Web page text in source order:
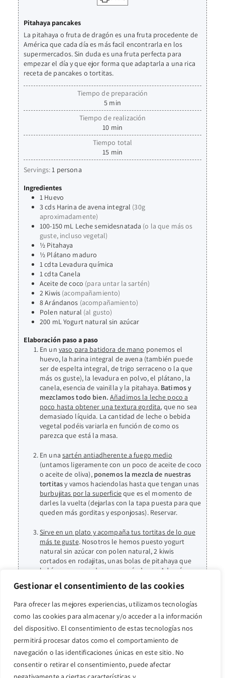
Gestionar el consentimiento de las cookies
Para ofrecer las mejores experiencias, utilizamos tecnologías
como las cookies para almacenar y/o acceder a la información
del dispositivo. El consentimiento de estas tecnologías nos
permitirá procesar datos como el comportamiento de
navegación o las identificaciones únicas en este sitio. No
consentir o retirar el consentimiento, puede afectar
Pitahaya pancakes
La pitahaya o fruta de dragón es una fruta procedente de
América que cada día es más facil encontrarla en los
supermercados. Sin duda es una fruta perfecta para
empezar el día y que ejor forma que adaptarla a una rica
receta de pancakes o tortitas.
Tiempo de preparación
5 min
Tiempo de realización
10 min
Tiempo total
15 min
Servings:1 persona
Ingredientes
1 Huevo
3cds Harina de avena integral (30g
aproximadamente)
100-150 mL Leche semidesnatada (o la que más os
guste, incluso vegetal)
½ Pitahaya
½ Plátano maduro
1cdta Levadura química
1cdta Canela
Aceite de coco (para untar la sartén)
2 Kiwis (acompañamiento)
8Arándanos (acompañamiento)
Polen natural (al gusto)
200 mLYogurt natural sin azúcar
Elaboración paso a paso
En un vaso para batidora de mano ponemos el
huevo, la harina integral de avena (también puede
ser de espelta integral, de trigo serraceno o la que
más os guste), la levadura en polvo, el plátano, la
canela, esencia de vainilla y la pitahaya. Batimos y
mezclamos todo bien. Añadimos la leche poco a
poco hasta obtener una textura gordita, que no sea
demasiado líquida. La cantidad de leche o bebida
vegetal podéis variarla en función de como os
parezca que está la masa.
En una sartén antiadherente a fuego medio
(untamos ligeramente con un poco de aceite de coco
o aceite de oliva), ponemos la mezcla de nuestras
tortitasy vamos haciendolas hasta que tengan unas
burbujitas por la superficieque es el momento de
darles la vuelta (dejarlas con la tapa puesta para que
queden más gorditas y esponjosas). Reservar.
Sirve en un plato y acompaña tus tortitas de lo que
más te guste. Nosotros le hemos puesto yogurt
natural sin azúcar con polen natural, 2 kiwis
cortados en rodajitas, unas bolas de pitahaya que
habíamos reservado y unos arándanos. Además,
te guste que le irá de maravilla.
También te puede
gustar...